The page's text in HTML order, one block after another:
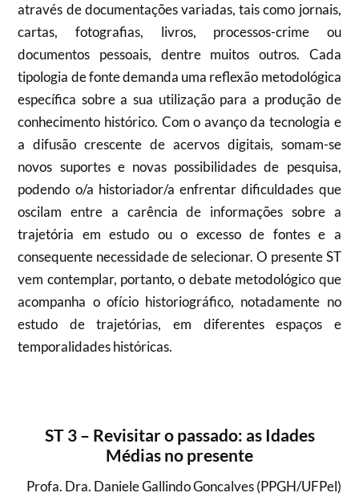
através de documentações variadas, tais como jornais,
cartas, fotografias, livros, processos-crime ou
documentos pessoais, dentre muitos outros. Cada
tipologia de fonte demanda uma reflexão metodológica
específica sobre a sua utilização para a produção de
conhecimento histórico. Com o avanço da tecnologia e
a difusão crescente de acervos digitais, somam-se
novos suportes e novas possibilidades de pesquisa,
podendo o/a historiador/a enfrentar dificuldades que
oscilam entre a carência de informações sobre a
trajetória em estudo ou o excesso de fontes e a
consequente necessidade de selecionar. O presente ST
vem contemplar, portanto, o debate metodológico que
acompanha o ofício historiográfico, notadamente no
estudo de trajetórias, em diferentes espaços e
temporalidades históricas.
ST 3 – Revisitar o passado: as Idades
Médias no presente
Profa. Dra. Daniele Gallindo Goncalves (PPGH/UFPel)